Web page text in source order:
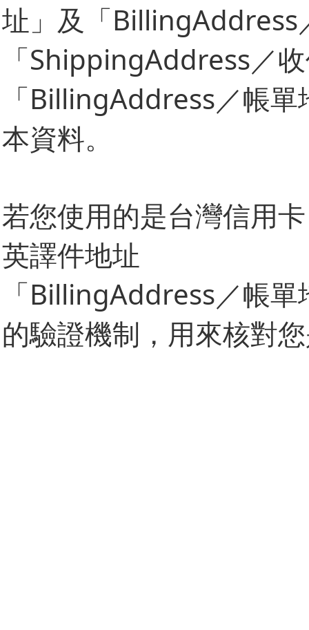
址」及「BillingAddress
「ShippingAddress／
「BillingAddress／帳
本資料。
若您使用的是台灣信用
英譯件地址
「BillingAddress／帳
的驗證機制，用來核對